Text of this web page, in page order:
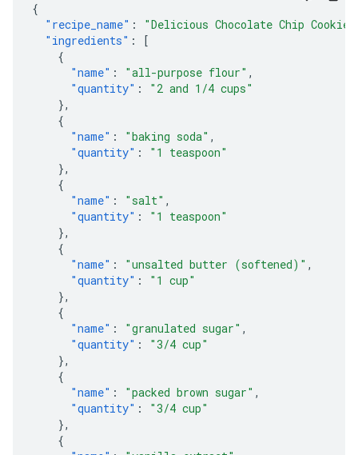
{
"recipe_name" :
"Delicious Chocolate Chip
"ingredients" :
[
{
"name" : "all-purpose flour" ,
"quantity" :
"2 and 1/4 cups"
},
{
"name" : "baking soda" ,
"quantity" :
"1 teaspoon"
},
{
"name" : "salt" ,
"quantity" :
"1 teaspoon"
},
{
"name" : "unsalted butter (softened)" ,
"quantity" :
"1 cup"
},
{
"name" : "granulated sugar" ,
"quantity" :
"3/4 cup"
},
{
"name" : "packed brown sugar" ,
"quantity" :
"3/4 cup"
},
{